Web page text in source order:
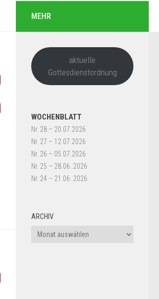
MEHR
aktuelle
Gottesdienstordnung
WOCHENBLATT
Nr. 28 – 20.07.2026
Nr. 27 – 12.07.2026
Nr. 26 – 05.07.2026
Nr. 25 – 28.06..2026
Nr. 24 – 21.06..2026
ARCHIV
Archiv